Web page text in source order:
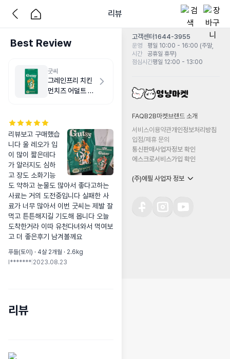
리뷰
Best Review
굿씨
그레인프리 치킨
먼치즈 어덜트 스
리뷰보고 구매했습
니다 울 레오가 입
이 많이 짧은데다
가 알러지도 심하
고 장도 소화기능
도 약하고 눈물도 많아서 좋다고하는
사료는 거의 도전중입니다 실패한 사
료가 너무 많아서 이번 굿씨는 제발 잘
먹고 튼튼해지길 기도해 봅니다 오늘
도착한거라 이따 유천다녀와서 먹여보
고 더 좋은후기 남겨볼께요
푸들(토이) · 4살 2개월 · 2.6kg
l******* 2023.08.23
리뷰
고객센터1644-3955
운영
시간
평일 10:00 - 16:00 (주말,
공휴일 휴무)
점심시간평일 12:00 - 13:00
FAQB2B마켓 브랜드 소개
서비스이용약관개인정보처리방침
입점/제휴 문의
통신판매사업자정보 확인
에스크로서비스가입 확인
(주)에필 사업자 정보